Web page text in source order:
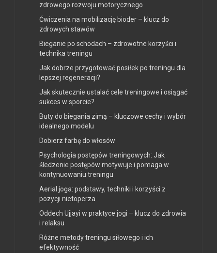
zdrowego rozwoju motorycznego
Ćwiczenia na mobilizację bioder – klucz do
zdrowych stawów
Bieganie po schodach – zdrowotne korzyści i
technika treningu
Jak dobrze przygotować posiłek po treningu dla
lepszej regeneracji?
Jak skutecznie ustalać cele treningowe i osiągać
sukces w sporcie?
Buty do biegania zimą – kluczowe cechy i wybór
idealnego modelu
Dobierz farbę do włosów
Psychologia postępów treningowych: Jak
śledzenie postępów motywuje i pomaga w
kontynuowaniu treningu
Aerial joga: podstawy, techniki i korzyści z
pozycji nietoperza
Oddech Ujjayi w praktyce jogi – klucz do zdrowia
i relaksu
Różne metody treningu siłowego i ich
efektywność